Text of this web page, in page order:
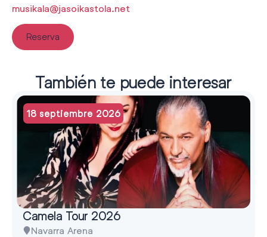
musikala@jasoikastola.net
Reserva
También te puede interesar
18 septiembre 2026
Camela Tour 2026
Navarra Arena